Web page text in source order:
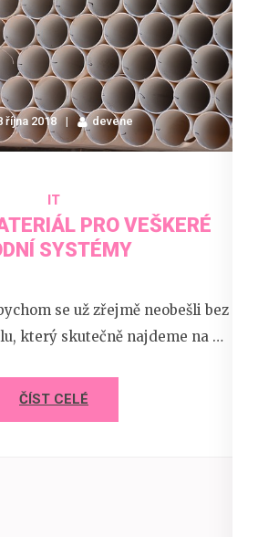
října 2018 devene
IT
PRO VEŠKERÉ
SYSTÉMY
se už zřejmě neobešli bez
který skutečně najdeme na …
ČÍST CELÉ